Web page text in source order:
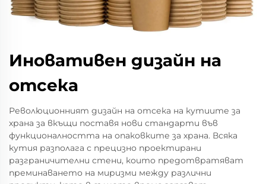
Иновативен дизайн на
отсека
Революционният дизайн на отсека на кутиите за
храна за вкъщи поставя нови стандарти във
функционалността на опаковките за храна. Всяка
кутия разполага с прецизно проектирани
разграничителни стени, които предотвратяват
преминаването на миризми между различни